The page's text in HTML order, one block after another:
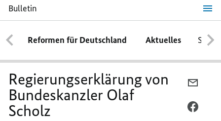
Bulletin
Regierungserklärung
von
Bundeskanzler
Olaf
Scholz
Reformen für Deutschland Aktuelles
Regierungserklärung von
Bundeskanzler Olaf
Scholz